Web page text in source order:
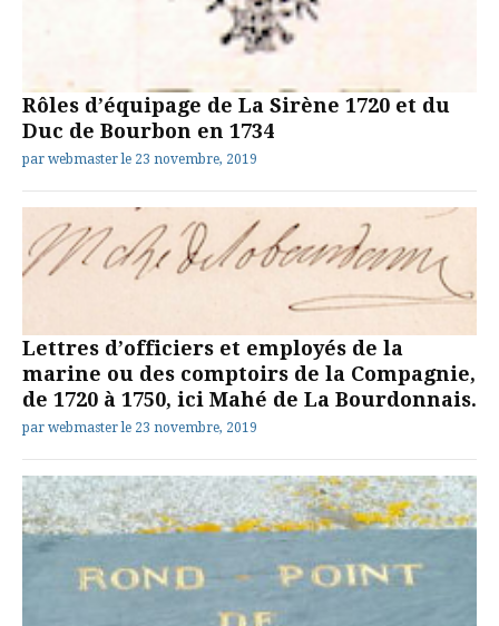
Rôles d’équipage de La Sirène 1720 et du
Duc de Bourbon en 1734
par webmaster le 23 novembre, 2019
Lettres d’officiers et employés de la
marine ou des comptoirs de la Compagnie,
de 1720 à 1750, ici Mahé de La Bourdonnais.
par webmaster le 23 novembre, 2019